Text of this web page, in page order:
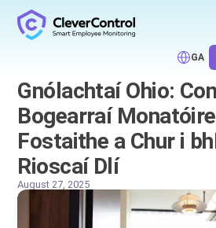
GA
Gnólachtaí Ohio:
Bogearraí
Fostaithe a Chur i
Rioscaí Dlí
August 27, 2025